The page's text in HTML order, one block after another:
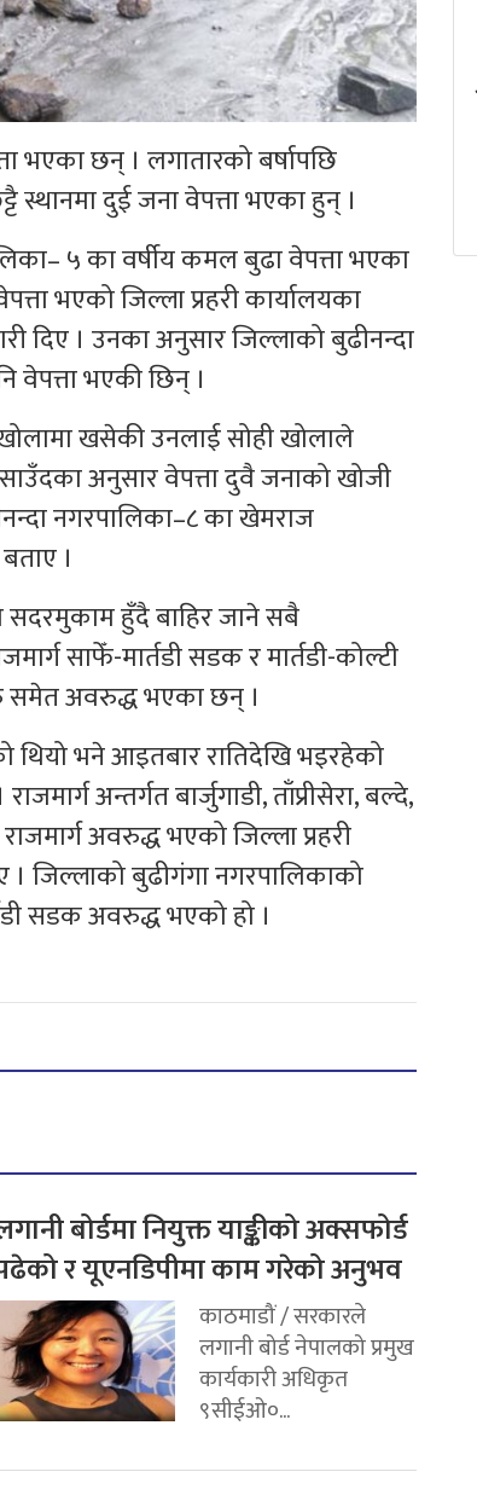
भएका छन् । लगातारको बर्षापछि
स्थानमा दुई जना वेपत्ता भएका हुन् ।
५ का वर्षीय कमल बुढा वेपत्ता भएका
भएको जिल्ला प्रहरी कार्यालयका
दिए । उनका अनुसार जिल्लाको बुढीनन्दा
वेपत्ता भएकी छिन् ।
खोलामा खसेकी उनलाई सोही खोलाले
अनुसार वेपत्ता दुवै जनाको खोजी
नगरपालिका–८ का खेमराज
।
सदरमुकाम हुँदै बाहिर जाने सबै
साफेँ-मार्तडी सडक र मार्तडी-कोल्टी
अवरुद्ध भएका छन् ।
थियो भने आइतबार रातिदेखि भइरहेको
अन्तर्गत बार्जुगाडी, ताँप्रीसेरा, बल्दे,
अवरुद्ध भएको जिल्ला प्रहरी
। जिल्लाको बुढीगंगा नगरपालिकाको
सडक अवरुद्ध भएको हो ।
बोर्डमा नियुक्त याङ्कीको अक्सफोर्ड
र यूएनडिपीमा काम गरेको अनुभव
काठमाडौं / सरकारले
लगानी बोर्ड नेपालको प्रमुख
कार्यकारी अधिकृत
९सीईओ०...